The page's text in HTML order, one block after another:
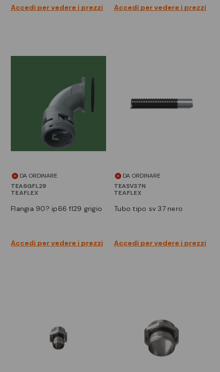
Accedi per vedere i prezzi Accedi per vedere i prezzi
DA ORDINARE
TEA6GFL29
TEAFLEX
flangia 90? ip66 fl29 grigio
Accedi per vedere i prezzi
DA ORDINARE
TEASV37N
TEAFLEX
tubo tipo sv 37 nero
Accedi per vedere i prezzi